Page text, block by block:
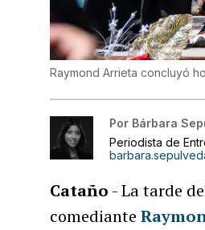
Raymond Arrieta concluyó
Por Bárbara
Periodista de
Cataño - La tarde
comediante